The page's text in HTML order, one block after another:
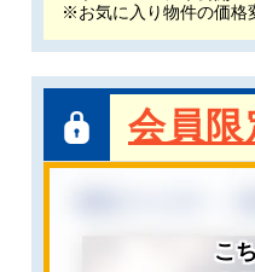
※お気に入り物件の価格
会員
こ